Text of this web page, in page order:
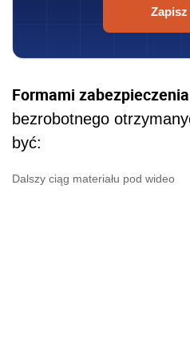
Zapisz
Formami
bezrobotnego
być:
Dalszy ciąg materiału pod wideo